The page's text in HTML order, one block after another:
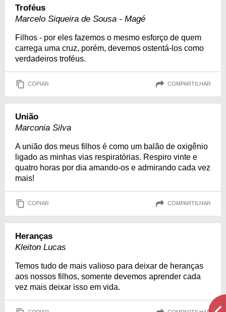
Troféus
Marcelo Siqueira de Sousa - Magé
Filhos - por eles fazemos o mesmo esforço de quem
carrega uma cruz, porém, devemos ostentá-los como
verdadeiros troféus.
COPIAR COMPARTILHAR
União
Marconia Silva
A união dos meus filhos é como um balão de oxigênio
ligado as minhas vias respiratórias. Respiro vinte e
quatro horas por dia amando-os e admirando cada vez
mais!
COPIAR COMPARTILHAR
Heranças
Kleiton Lucas
Temos tudo de mais valioso para deixar de heranças
aos nossos filhos, somente devemos aprender cada
vez mais deixar isso em vida.